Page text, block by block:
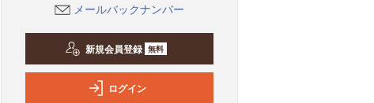
メールバックナンバー
新規会員登録 無料
ログイン